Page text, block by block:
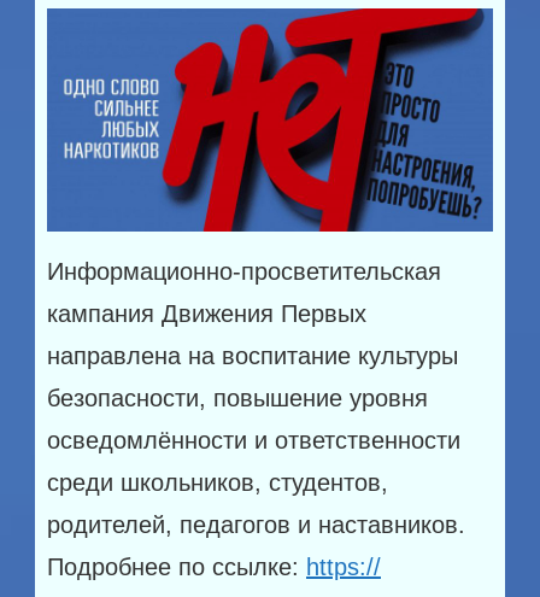
Информационно-просветительская
кампания Движения Первых
направлена на воспитание культуры
безопасности, повышение уровня
осведомлённости и ответственности
среди школьников, студентов,
родителей, педагогов и наставников.
Подробнее по ссылке: https://